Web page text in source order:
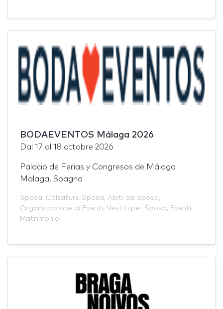
BODAEVENTOS Málaga 2026
Dal 17 al 18 ottobre 2026
Palacio de Ferias y Congresos de Málaga
Malaga, Spagna
Sposa, Calzature Sposa, Abiti da Sposa,
Organizzazione di Eventi, Vestiti per Sposo, Eventi,
Matrimonio